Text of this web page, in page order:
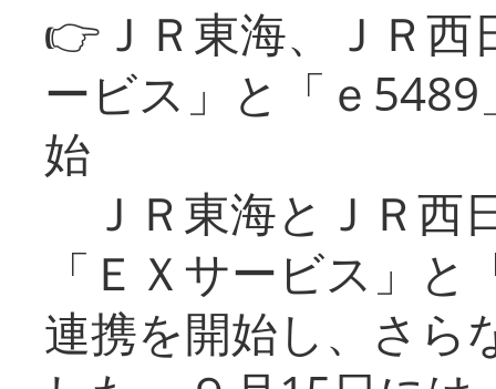
👉ＪＲ東海、ＪＲ
ービス」と「ｅ
始
ＪＲ東海とＪＲ西
「ＥＸサービス」
連携を開始し、さら